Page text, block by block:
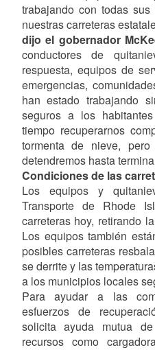
trabajando con todas
nuestras carreteras
dijo el gobernador
conductores de
respuesta, equipos de
emergencias,
han estado trabajando
seguros a los
tiempo recuperarnos
tormenta de nieve,
detendremos hasta
Condiciones de las
Los equipos y
Transporte de Rhode
carreteras hoy, retirando
Los equipos también
posibles carreteras
se derrite y las
a los municipios locales
Para ayudar a las
esfuerzos de
solicita ayuda mutua
recursos como